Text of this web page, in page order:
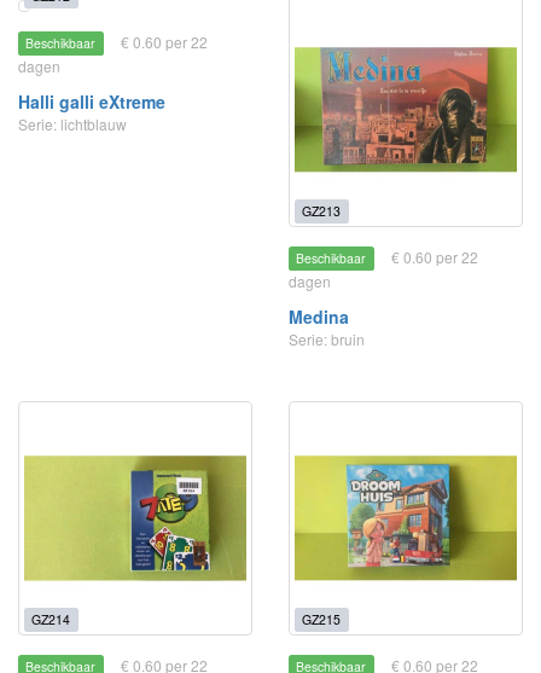
Beschikbaar
€ 0.60 per 22
dagen
Halli galli eXtreme
Serie: lichtblauw
GZ213
Beschikbaar
€ 0.60 per 22
dagen
Medina
Serie: bruin
GZ214
Beschikbaar
€ 0.60 per 22
GZ215
Beschikbaar
€ 0.60 per 22